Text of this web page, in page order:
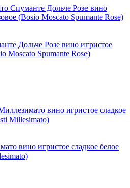
Дольче Розе вино игристое
Moscato Spumante Rose)
вино игристое сладкое белое